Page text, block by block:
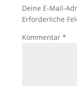
Deine E-Mail-
Erforderliche
Kommentar *